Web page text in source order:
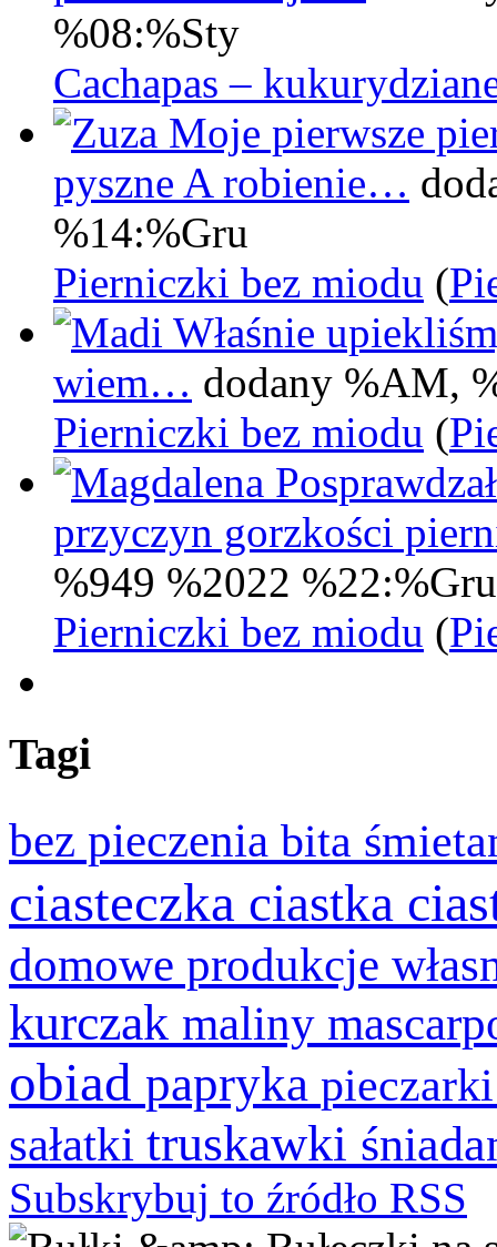
%08:%Sty
Cachapas –
Moje pierwsze
pyszne A robienie…
%14:%Gru
Pierniczki bez miodu (
Właśnie
wiem… dodany %AM,
Pierniczki bez miodu (
przyczyn gorzkości
%949 %2022 %22:%Gru
Pierniczki bez miodu (
Tagi
bez pieczenia bita
ciasteczka ciastka
domowe produkcje
kurczak maliny
obiad papryka
sałatki truskawki
Subskrybuj to źródło RSS